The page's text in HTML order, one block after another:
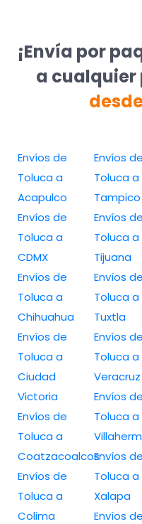
¡Envía por
a cualquier
Envíos de
Toluca a
Acapulco
Envíos de
Toluca a
CDMX
Envíos de
Toluca a
Chihuahua
Envíos de
Toluca a
Ciudad
Victoria
Envíos de
Toluca a
Coatzacoalcos
Envíos de
Toluca a
Colima
Envíos de
Toluca a
Tampico
Envíos de
Toluca a
Tijuana
Envíos de
Toluca a
Tuxtla
Envíos de
Toluca a
Veracruz
Envíos de
Toluca a
Envíos de
Toluca a
Xalapa
Envíos de